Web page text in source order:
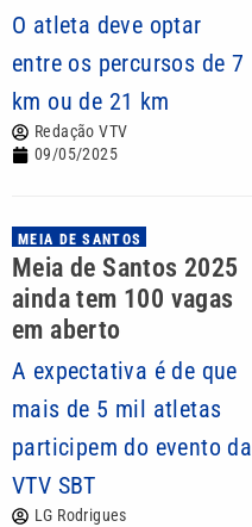
O atleta deve optar
entre os percursos de 7
km ou de 21 km
Redação VTV
09/05/2025
MEIA DE SANTOS
Meia de Santos 2025
ainda tem 100 vagas
em aberto
A expectativa é de que
mais de 5 mil atletas
participem do evento da
VTV SBT
LG Rodrigues